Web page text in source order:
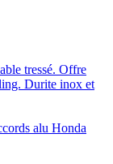
tressé. Offre
Durite inox et